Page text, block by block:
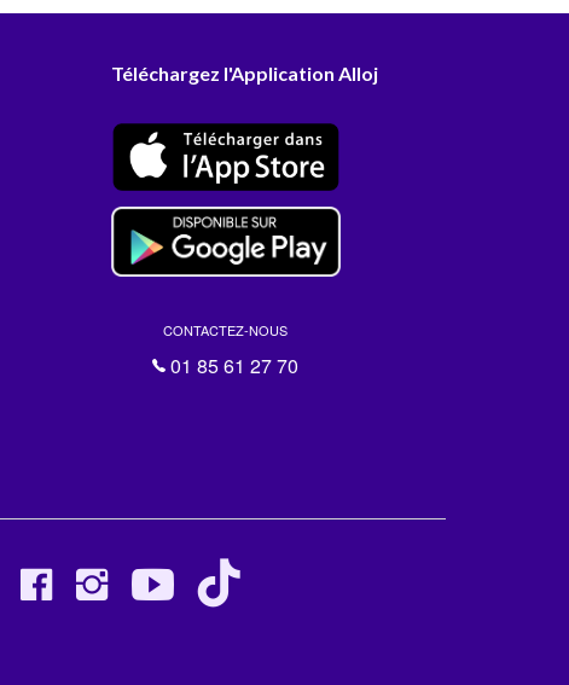
Téléchargez l'Application Alloj
CONTACTEZ-NOUS
01 85 61 27 70